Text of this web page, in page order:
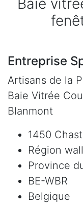
Baie
Entreprise
Artisans de la
Baie Vitrée
Blanmont
1450
Région
Province
BE-WBR
Belgique